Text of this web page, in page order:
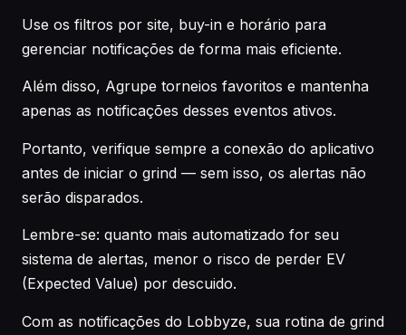
Use os filtros por site, buy-in e horário para
gerenciar notificações de forma mais eficiente.
Além disso, Agrupe torneios favoritos e mantenha
apenas as notificações desses eventos ativos.
Portanto, verifique sempre a conexão do aplicativo
antes de iniciar o grind — sem isso, os alertas não
serão disparados.
Lembre-se: quanto mais automatizado for seu
sistema de alertas, menor o risco de perder EV
(Expected Value) por descuido.
Com as notificações do Lobbyze, sua rotina de grind